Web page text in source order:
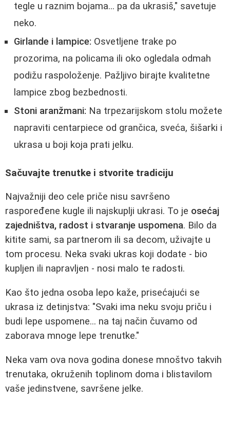
tegle u raznim bojama... pa da ukrasiš," savetuje
neko.
Girlande i lampice: Osvetljene trake po
prozorima, na policama ili oko ogledala odmah
podižu raspoloženje. Pažljivo birajte kvalitetne
lampice zbog bezbednosti.
Stoni aranžmani: Na trpezarijskom stolu možete
napraviti centarpiece od grančica, sveća, šišarki i
ukrasa u boji koja prati jelku.
Sačuvajte trenutke i stvorite tradiciju
Najvažniji deo cele priče nisu savršeno
raspoređene kugle ili najskuplji ukrasi. To je osećaj
zajedništva, radost i stvaranje uspomena. Bilo da
kitite sami, sa partnerom ili sa decom, uživajte u
tom procesu. Neka svaki ukras koji dodate - bio
kupljen ili napravljen - nosi malo te radosti.
Kao što jedna osoba lepo kaže, prisećajući se
ukrasa iz detinjstva: "Svaki ima neku svoju priču i
budi lepe uspomene... na taj način čuvamo od
zaborava mnoge lepe trenutke."
Neka vam ova nova godina donese mnoštvo takvih
trenutaka, okruženih toplinom doma i blistavilom
vaše jedinstvene, savršene jelke.